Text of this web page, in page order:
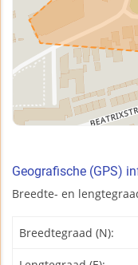
Geografische (GPS)
Breedte- en
Breedtegraad (N):